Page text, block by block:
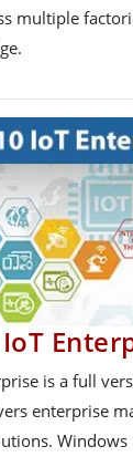
multiple
is a full
enterprise
Windows